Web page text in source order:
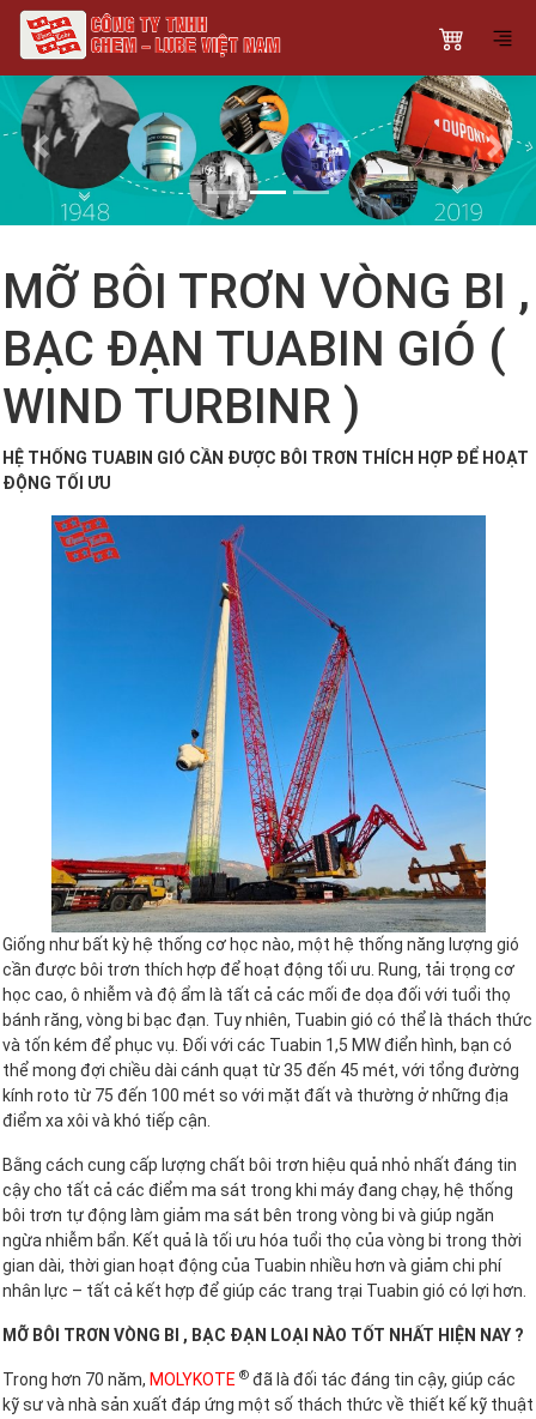
Previous Next
MỠ BÔI TRƠN VÒNG BI ,
BẠC ĐẠN TUABIN GIÓ (
WIND TURBINR )
HỆ THỐNG TUABIN GIÓ CẦN ĐƯỢC BÔI TRƠN THÍCH HỢP ĐỂ HOẠT
ĐỘNG TỐI ƯU
Giống như bất kỳ hệ thống cơ học nào, một hệ thống năng lượng gió
cần được bôi trơn thích hợp để hoạt động tối ưu. Rung, tải trọng cơ
học cao, ô nhiễm và độ ẩm là tất cả các mối đe dọa đối với tuổi thọ
bánh răng, vòng bi bạc đạn. Tuy nhiên, Tuabin gió có thể là thách thức
và tốn kém để phục vụ. Đối với các Tuabin 1,5 MW điển hình, bạn có
thể mong đợi chiều dài cánh quạt từ 35 đến 45 mét, với tổng đường
kính roto từ 75 đến 100 mét so với mặt đất và thường ở những địa
điểm xa xôi và khó tiếp cận.
Bằng cách cung cấp lượng chất bôi trơn hiệu quả nhỏ nhất đáng tin
cậy cho tất cả các điểm ma sát trong khi máy đang chạy, hệ thống
bôi trơn tự động làm giảm ma sát bên trong vòng bi và giúp ngăn
ngừa nhiễm bẩn. Kết quả là tối ưu hóa tuổi thọ của vòng bi trong thời
gian dài, thời gian hoạt động của Tuabin nhiều hơn và giảm chi phí
nhân lực – tất cả kết hợp để giúp các trang trại Tuabin gió có lợi hơn.
MỠ BÔI TRƠN VÒNG BI , BẠC ĐẠN LOẠI NÀO TỐT NHẤT HIỆN NAY ?
Trong hơn 70 năm, MOLYKOTE ® đã là đối tác đáng tin cậy, giúp các
kỹ sư và nhà sản xuất đáp ứng một số thách thức về thiết kế kỹ thuật